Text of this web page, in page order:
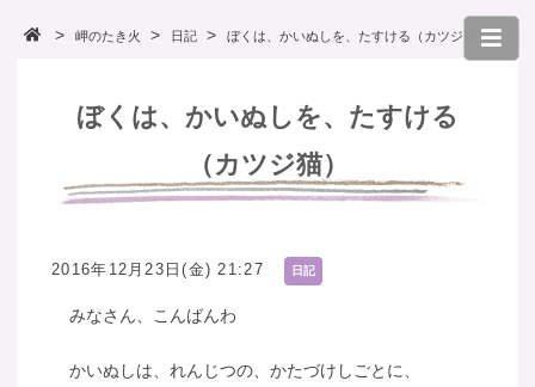
岬のたき火 日記 ぼくは、かいぬしを、たすける（カツジ猫）
ぼくは、かいぬしを、たすける
（カツジ猫）
2016年12月23日(金) 21:27 日記
みなさん、こんばんわ
かいぬしは、れんじつの、かたづけしごとに、